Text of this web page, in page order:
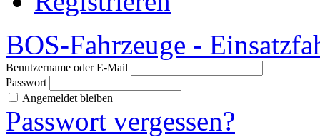
BOS-Fahrzeuge -
Benutzername oder E-Mail
Passwort
Angemeldet bleiben
Passwort vergessen?